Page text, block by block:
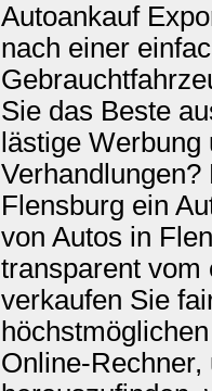
Autoankauf
nach einer
Sie das Beste
lästige
Flensburg ein
von Autos in
transparent vom
verkaufen Sie
Online-